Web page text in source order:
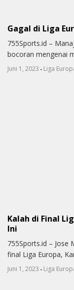
Gagal di Liga
755Sports.id –
bocoran mengenai
Juni 1, 2023 - Liga
Kalah di Final
Ini
755Sports.id – Jose
final Liga Europa,
Juni 1, 2023 - Liga